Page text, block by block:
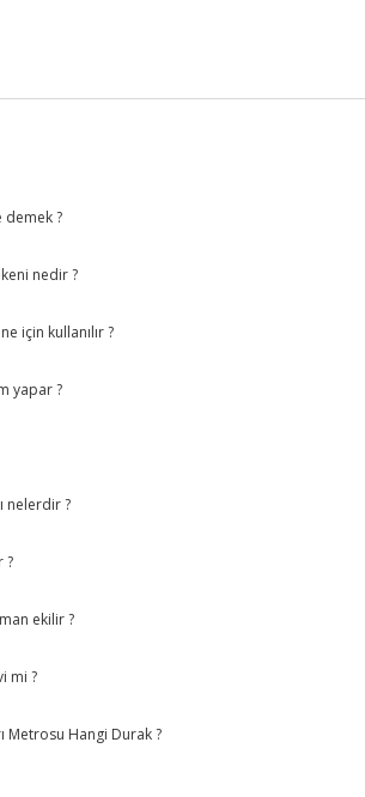
demek ?
nedir ?
için kullanılır ?
yapar ?
nelerdir ?
?
ekilir ?
mi ?
Metrosu Hangi Durak ?